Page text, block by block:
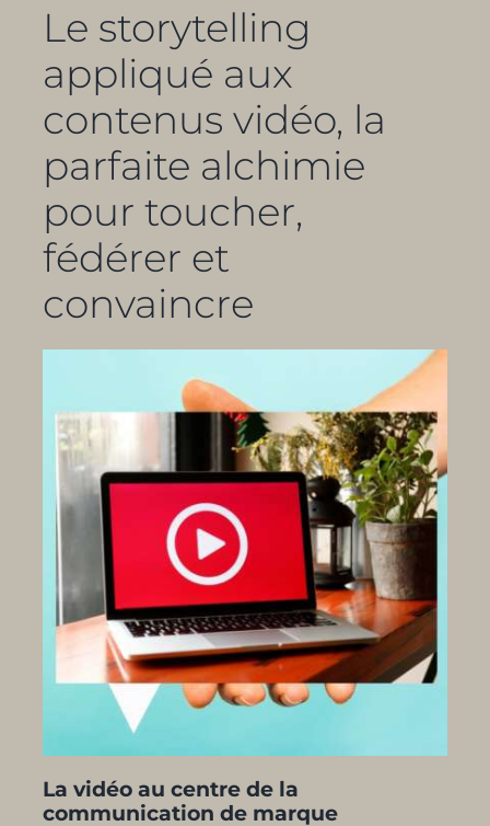
Le storytelling
appliqué aux
contenus vidéo, la
parfaite alchimie
pour toucher,
fédérer et
convaincre
La vidéo au centre de la
communication de marque